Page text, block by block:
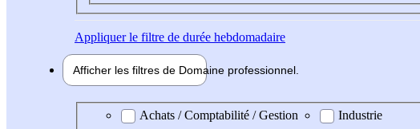
Appliquerle filtre de durée hebdomadaire
Afficher les filtres de Domaine professionnel
Domaine professionel
Achats / Comptabilité / Gestion
Industrie